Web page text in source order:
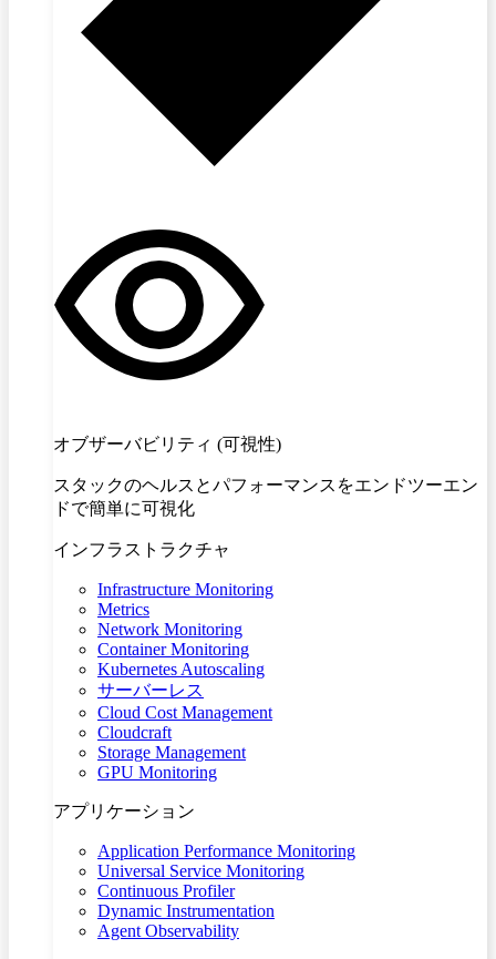
オブザーバビリティ (可視性)
スタックのヘルスとパフォーマンスをエンドツーエン
ドで簡単に可視化
インフラストラクチャ
Infrastructure Monitoring
Metrics
Network Monitoring
Container Monitoring
Kubernetes Autoscaling
サーバーレス
Cloud Cost Management
Cloudcraft
Storage Management
GPU Monitoring
アプリケーション
Application Performance Monitoring
Universal Service Monitoring
Continuous Profiler
Dynamic Instrumentation
Agent Observability